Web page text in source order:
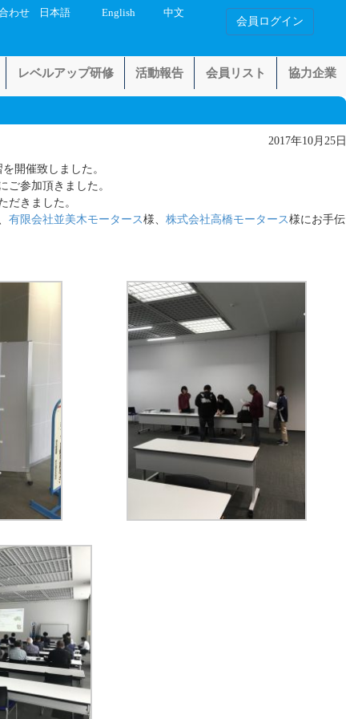
わせ 日本語 English 中文
会員ログイン
レベルアップ研修 活動報告 会員リスト 協力企業
2017年10月25日
開催致しました。
ご参加頂きました。
だきました。
有限会社並美木モータース様、 株式会社高橋モータース様にお手伝